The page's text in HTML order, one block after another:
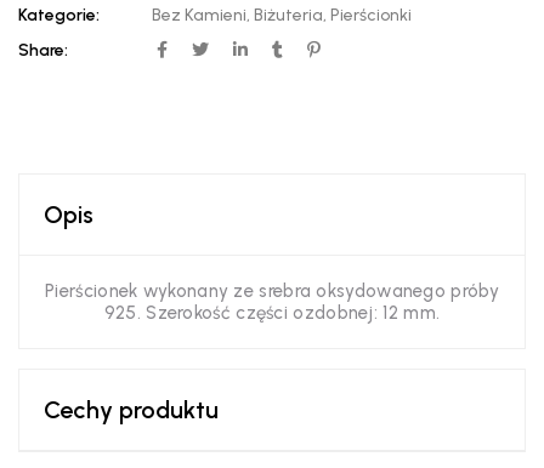
Kategorie:
Bez Kamieni, Biżuteria, Pierścionki
Share:
Opis
Pierścionek wykonany ze srebra oksydowanego próby
925. Szerokość części ozdobnej: 12 mm.
Cechy produktu